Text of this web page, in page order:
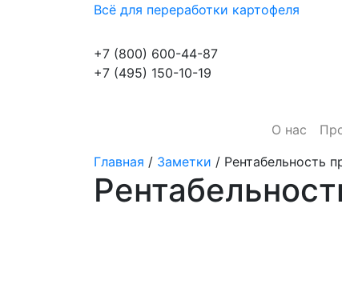
Всё для переработки картофеля
+7 (800) 600-44-87
+7 (495) 150-10-19
О нас
Главная / Заметки / Рентабельность